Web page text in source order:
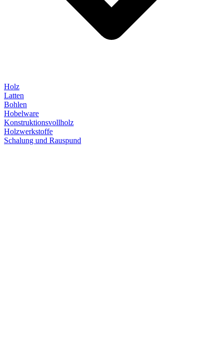
Holz
Latten
Bohlen
Hobelware
Konstruktionsvollholz
Holzwerkstoffe
Schalung und Rauspund